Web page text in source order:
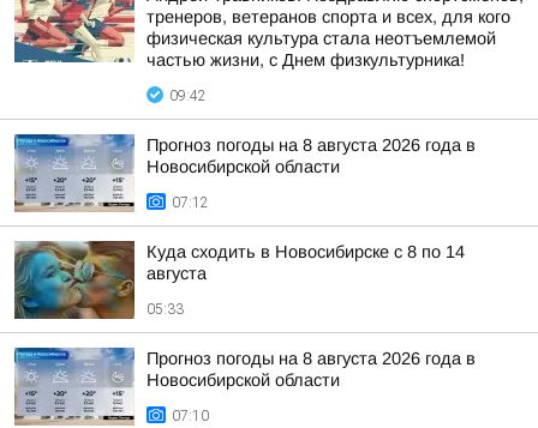
тренеров, ветеранов спорта и всех, для кого
физическая культура стала неотъемлемой
частью жизни, с Днем физкультурника!
09:42
Прогноз погоды на 8 августа 2026 года в
Новосибирской области
07:12
Куда сходить в Новосибирске с 8 по 14
августа
05:33
Прогноз погоды на 8 августа 2026 года в
Новосибирской области
07:10